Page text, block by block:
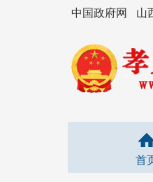
中国政府网 山
首